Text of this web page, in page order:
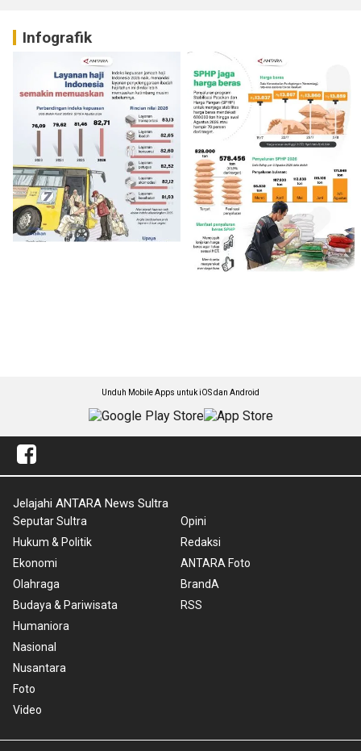
Infografik
Unduh Mobile Apps untuk iOS dan Android
Jelajahi ANTARA News Sultra
Seputar Sultra
Hukum & Politik
Ekonomi
Olahraga
Budaya & Pariwisata
Humaniora
Nasional
Nusantara
Foto
Video
Opini
Redaksi
ANTARA Foto
BrandA
RSS